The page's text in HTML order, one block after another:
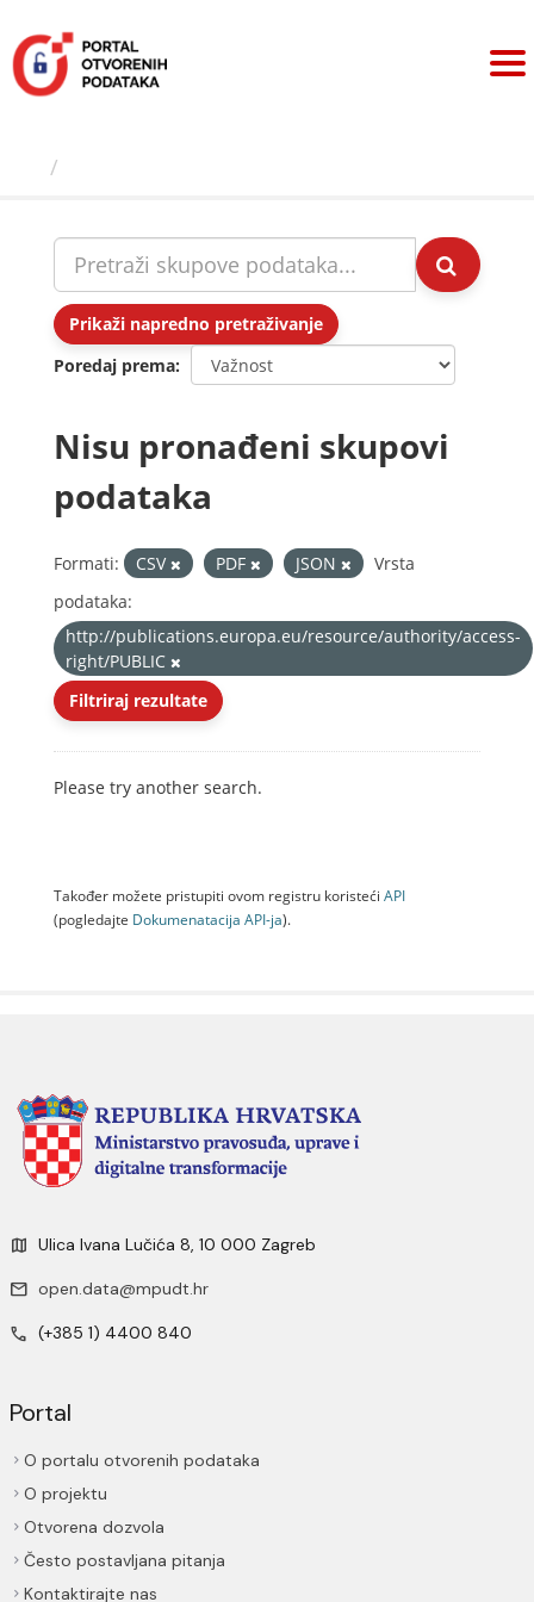
sadržaj
Prikaži napredno pretraživanje
Poredaj prema
Nisu pronađeni skupovi
podataka
Formati: CSV PDF JSON
Vrsta
podataka:
http://publications.europa.eu/resource/authority/access-
right/PUBLIC
Filtriraj rezultate
Please try another search.
Također možete pristupiti ovom registru koristeći API
(pogledajte Dokumenаtаcijа API-jа).